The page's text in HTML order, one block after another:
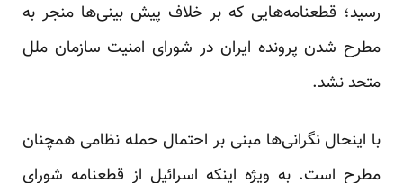
رسید؛ قطعنامه‌هایی که بر خلاف پیش بینی‌ها منجر به
مطرح شدن پرونده ایران در شورای امنیت سازمان ملل
متحد نشد.
با اینحال نگرانی‌ها مبنی بر احتمال حمله نظامی همچنان
مطرح است. به ویژه اینکه اسرائیل از قطعنامه شورای